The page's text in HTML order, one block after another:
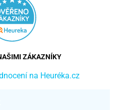
ZÁKAZNÍKY
na Heuréka.cz